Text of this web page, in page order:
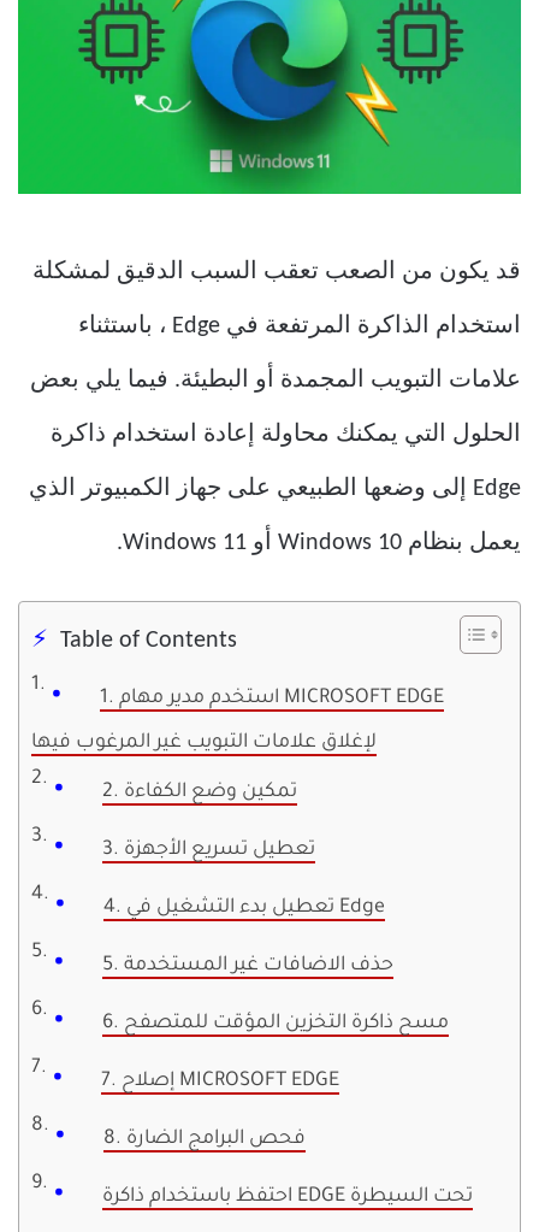
قد يكون من الصعب تعقب السبب الدقيق لمشكلة
استخدام الذاكرة المرتفعة في Edge ، باستثناء
علامات التبويب المجمدة أو البطيئة. فيما يلي بعض
الحلول التي يمكنك محاولة إعادة استخدام ذاكرة
Edge إلى وضعها الطبيعي على جهاز الكمبيوتر الذي
يعمل بنظام Windows 10 أو Windows 11.
Table of Contents
1. استخدم مدير مهام MICROSOFT EDGE
لإغلاق علامات التبويب غير المرغوب فيها
2. تمكين وضع الكفاءة
3. تعطيل تسريع الأجهزة
4. تعطيل بدء التشغيل في Edge
5. حذف الاضافات غير المستخدمة
6. مسح ذاكرة التخزين المؤقت للمتصفح
7. إصلاح MICROSOFT EDGE
8. فحص البرامج الضارة
احتفظ باستخدام ذاكرة EDGE تحت السيطرة